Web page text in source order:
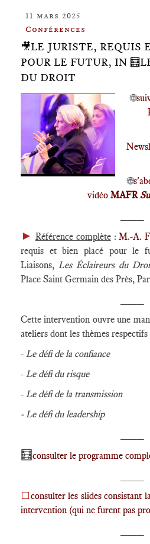
11 mars 2025
Conférences
🎥LE JURISTE, REQUIS
POUR LE FUTUR, IN
DU DROIT
🌐
🌐
vidéoMAFR
► Référence complète:M.-A.
requis et bien placé pour le
Liaisons, Les Éclaireurs du
Place Saint Germain des Près,
Cette intervention ouvre une
ateliers dont les thèmes respectifs
- Le défi de la confiance
- Le défi du risque
- Le défi de la transmission
- Le défi du leadership
🧮consulter le programme
⬜consulter les slides consistant
intervention (qui ne furent pas